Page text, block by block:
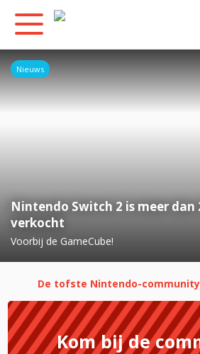
De tofste Nintendo-
Nieuws
Nintendo Switch 2 is meer dan
verkocht
Voorbij de GameCube!
Kom bij de